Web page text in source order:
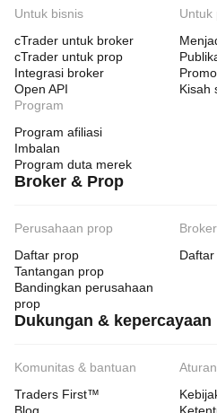
Untuk bisnis
cTrader untuk broker
cTrader untuk prop
Integrasi broker
Open API
Untuk
Kisah
Program
Program afiliasi
Imbalan
Program duta merek
Broker & Prop
Perusahaan prop
Daftar prop
Tantangan prop
Bandingkan perusahaan
prop
Broker
Dukungan & kepercayaan
Komunitas & bantuan
Traders First™